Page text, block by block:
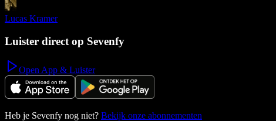
Lucas Kramer
Luister direct op Sevenfy
Open App & Luister
Heb je Sevenfy nog niet? Bekijk onze abonnementen